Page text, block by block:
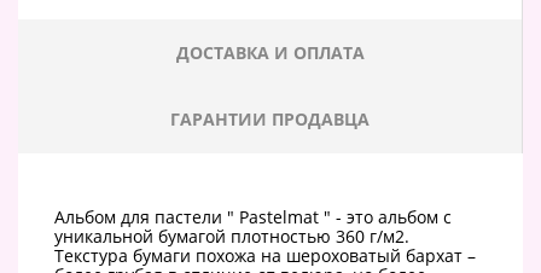
ДОСТАВКА И ОПЛАТА
ГАРАНТИИ ПРОДАВЦА
Альбом для пастели " Pastelmat " - это альбом с
уникальной бумагой плотностью 360 г/м2.
Текстура бумаги похожа на шероховатый бархат –